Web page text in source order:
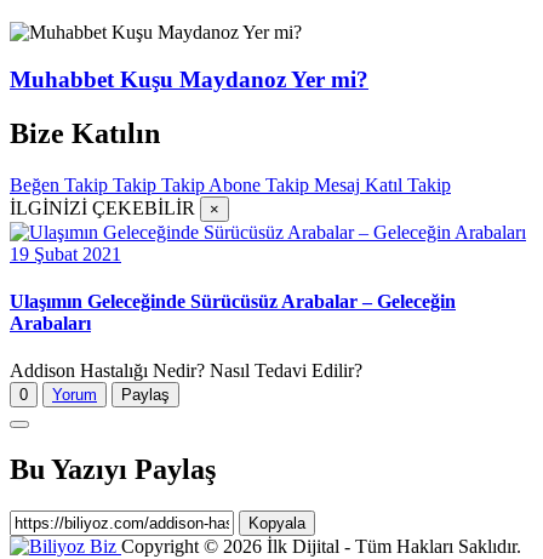
Muhabbet Kuşu Maydanoz Yer mi?
Bize Katılın
Beğen Takip Takip Takip Abone Takip Mesaj Katıl Takip
İLGİNİZİ ÇEKEBİLİR
×
19 Şubat 2021
Ulaşımın Geleceğinde Sürücüsüz Arabalar – Geleceğin
Arabaları
Addison Hastalığı Nedir? Nasıl Tedavi Edilir?
0 Yorum Paylaş
Bu Yazıyı Paylaş
Kopyala
Copyright © 2026 İlk Dijital - Tüm Hakları Saklıdır.